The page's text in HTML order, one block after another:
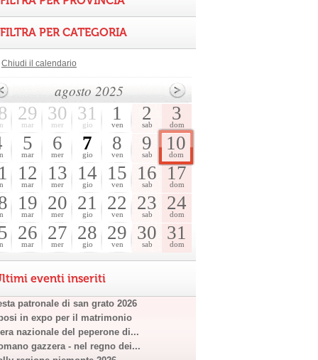
FILTRA PER CATEGORIA
Chiudi il calendario
agosto 2025
29
mar
30
mer
31
gio
1
ven
2
sab
3
dom
5
mar
6
mer
7
gio
8
ven
9
sab
10
dom
12
mar
13
mer
14
gio
15
ven
16
sab
17
dom
19
mar
20
mer
21
gio
22
ven
23
sab
24
dom
26
mar
27
mer
28
gio
29
ven
30
sab
31
dom
eventi inseriti
patronale di san grato 2026
in expo per il matrimonio
nazionale del peperone di...
gazzera - nel regno dei...